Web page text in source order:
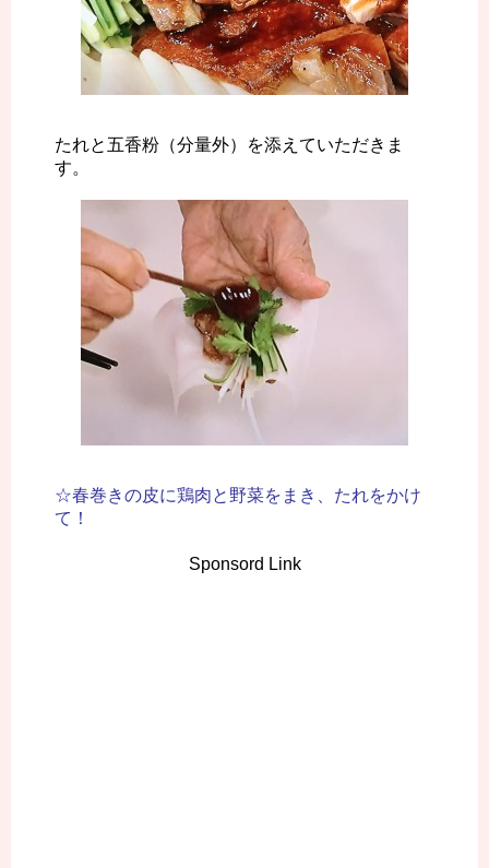
たれと五香粉（分量外）を添えていただきま
す。
☆春巻きの皮に鶏肉と野菜をまき、たれをかけ
て！
Sponsord Link